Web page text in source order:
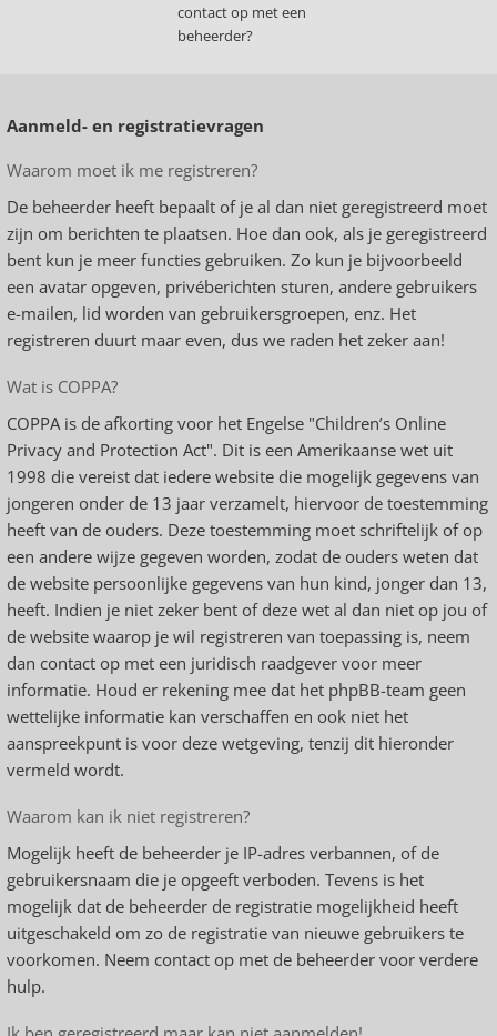
contact op met een
beheerder?
Aanmeld- en registratievragen
Waarom moet ik me registreren?
De beheerder heeft bepaalt of je al dan niet geregistreerd moet
zijn om berichten te plaatsen. Hoe dan ook, als je geregistreerd
bent kun je meer functies gebruiken. Zo kun je bijvoorbeeld
een avatar opgeven, privéberichten sturen, andere gebruikers
e-mailen, lid worden van gebruikersgroepen, enz. Het
registreren duurt maar even, dus we raden het zeker aan!
Wat is COPPA?
COPPA is de afkorting voor het Engelse "Children’s Online
Privacy and Protection Act". Dit is een Amerikaanse wet uit
1998 die vereist dat iedere website die mogelijk gegevens van
jongeren onder de 13 jaar verzamelt, hiervoor de toestemming
heeft van de ouders. Deze toestemming moet schriftelijk of op
een andere wijze gegeven worden, zodat de ouders weten dat
de website persoonlijke gegevens van hun kind, jonger dan 13,
heeft. Indien je niet zeker bent of deze wet al dan niet op jou of
de website waarop je wil registreren van toepassing is, neem
dan contact op met een juridisch raadgever voor meer
informatie. Houd er rekening mee dat het phpBB-team geen
wettelijke informatie kan verschaffen en ook niet het
aanspreekpunt is voor deze wetgeving, tenzij dit hieronder
vermeld wordt.
Waarom kan ik niet registreren?
Mogelijk heeft de beheerder je IP-adres verbannen, of de
gebruikersnaam die je opgeeft verboden. Tevens is het
mogelijk dat de beheerder de registratie mogelijkheid heeft
uitgeschakeld om zo de registratie van nieuwe gebruikers te
voorkomen. Neem contact op met de beheerder voor verdere
hulp.